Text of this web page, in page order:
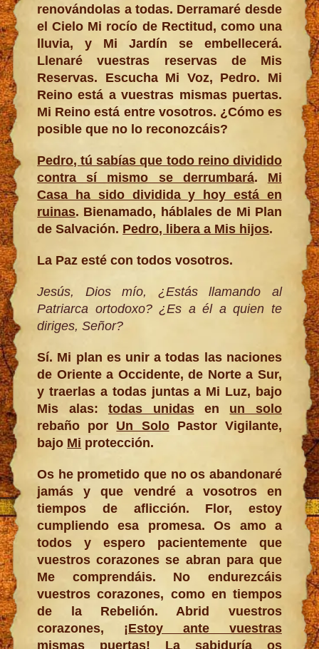
renovándolas a todas. Derramaré desde
el Cielo Mi rocío de Rectitud, como una
lluvia, y Mi Jardín se embellecerá.
Llenaré vuestras reservas de Mis
Reservas. Escucha Mi Voz, Pedro. Mi
Reino está a vuestras mismas puertas.
Mi Reino está entre vosotros. ¿Cómo es
posible que no lo reconozcáis?
Pedro, tú sabías que todo reino dividido
contra sí mismo se derrumbará. Mi
Casa ha sido dividida y hoy está en
ruinas. Bienamado, háblales de Mi Plan
de Salvación. Pedro, libera a Mis hijos.
La Paz esté con todos vosotros.
Jesús, Dios mío, ¿Estás llamando al
Patriarca ortodoxo? ¿Es a él a quien te
diriges, Señor?
Sí. Mi plan es unir a todas las naciones
de Oriente a Occidente, de Norte a Sur,
y traerlas a todas juntas a Mi Luz, bajo
Mis alas:todas unidasen un solo
rebaño por Un SoloPastor Vigilante,
bajo Mi protección.
Os he prometido que no os abandonaré
jamás y que vendré a vosotros en
tiempos de aflicción. Flor, estoy
cumpliendo esa promesa. Os amo a
todos y espero pacientemente que
vuestros corazones se abran para que
Me comprendáis. No endurezcáis
vuestros corazones, como en tiempos
de la Rebelión. Abrid vuestros
corazones, ¡Estoy ante vuestras
mismas puertas! La sabiduría os